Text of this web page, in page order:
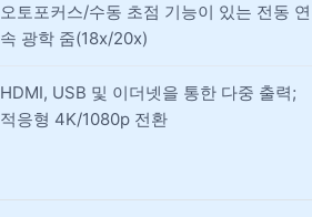
오토포커스/수동 초점 기능이 있는 전동 연
속 광학 줌(18x/20x)
HDMI, USB 및 이더넷을 통한 다중 출력;
적응형 4K/1080p 전환